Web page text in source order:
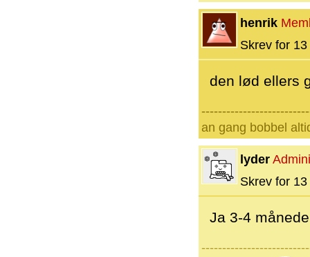
henrik
Skrev for
den lød ellers
an gang bobbel
lyder
Skrev for
Ja 3-4